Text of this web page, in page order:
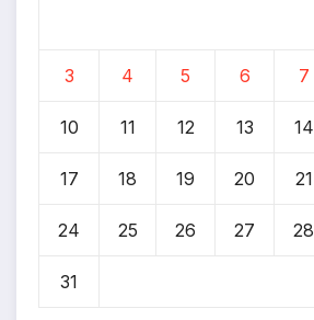
3 4 5 6 7
10 11 12 13 14
17 18 19 20 21
24 25 26 27 28
31